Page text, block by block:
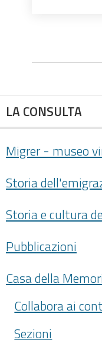
LA CONSULTA
Migrer - museo
Storia
Storia e cultura
Pubblicazioni
Casa della
Collabora ai
Sezioni